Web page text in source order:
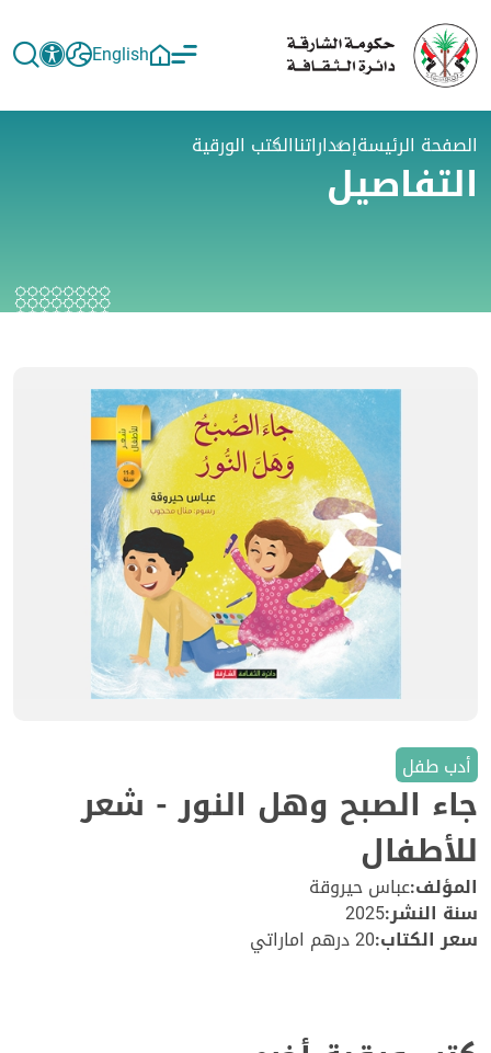
English
الصفحة الرئيسةإصداراتناالكتب الورقية
التفاصيل
أدب طفل
جاء الصبح وهل النور - شعر
للأطفال
المؤلف:عباس حيروقة
سنة النشر:2025
سعر الكتاب:20 درهم اماراتي